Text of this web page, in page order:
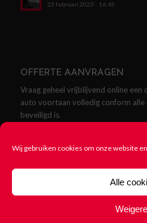
Wij gebruiken cookies om onze website
Alle
22 februari 2023 - 16:45
OFFERTE AANVRAGEN
Vraag geheel vrijblijvend online
auto voortaan volledig conform alle
beveiligd is.
© Copyright - SCMklasse.nl - Alles over